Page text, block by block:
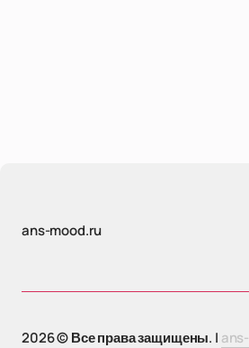
ans-mood.ru
2026 © Все права защищены. |